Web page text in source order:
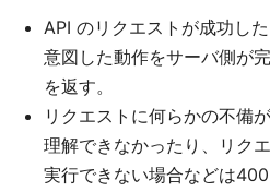
API のリクエストが成功し
意図した動作をサーバ側が
を返す。
リクエストに何らかの不備
理解できなかったり、リク
実行できない場合などは